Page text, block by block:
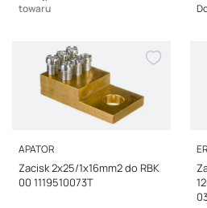
towaru
PRODUCENT
APATOR
Zacisk 2x25/1x16mm2 do RBK
00 1119510073T